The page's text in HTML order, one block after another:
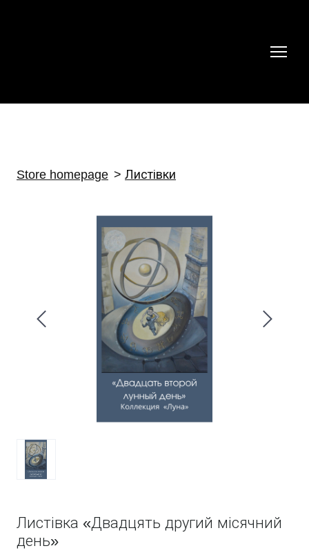
Store homepage Листівки
Листівка «Двадцять другий місячний
день»